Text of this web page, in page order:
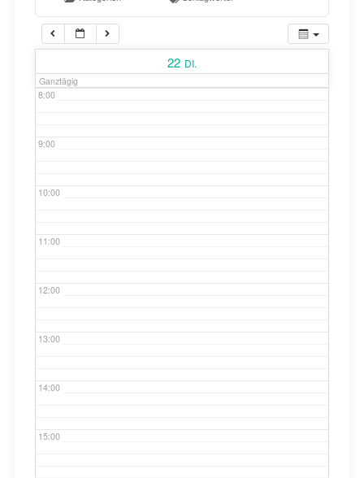
22 DI.
Ganztägig
7:00
8:00
9:00
10:00
11:00
12:00
13:00
14:00
15:00